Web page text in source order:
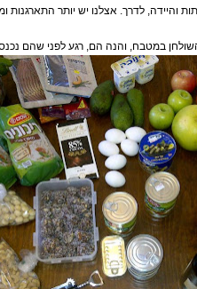
והיידה, לדרך. אצלנו יש יותר התארגנות
במטבח, והנה הם, רגע לפני שהם